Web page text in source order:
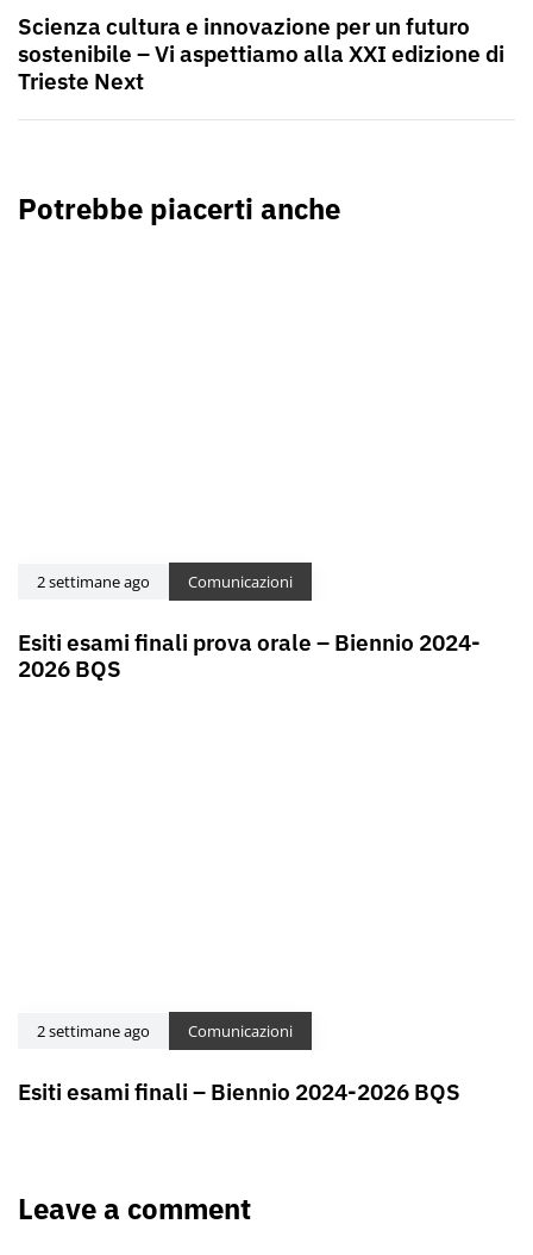
Scienza cultura e innovazione per un futuro
sostenibile – Vi aspettiamo alla XXI edizione di
Trieste Next
Potrebbe piacerti anche
2 settimane ago Comunicazioni
Esiti esami finali prova orale – Biennio 2024-
2026 BQS
2 settimane ago Comunicazioni
Esiti esami finali – Biennio 2024-2026 BQS
Leave a comment